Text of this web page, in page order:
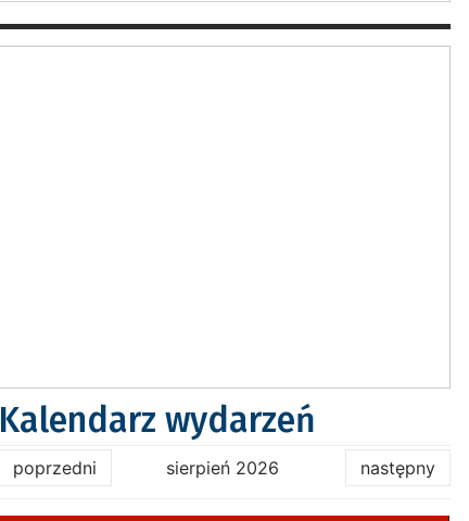
Kalendarz wydarzeń
poprzedni sierpień 2026 następny